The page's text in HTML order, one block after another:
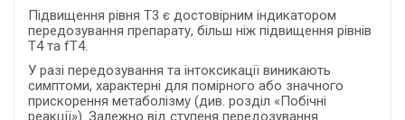
Підвищення рівня Т3 є достовірним індикатором
передозування препарату, більш ніж підвищення рівнів
Т4 та fТ4.
У разі передозування та інтоксикації виникають
симптоми, характерні для помірного або значного
прискорення метаболізму (див. розділ «Побічні
реакції»). Залежно від ступеня передозування